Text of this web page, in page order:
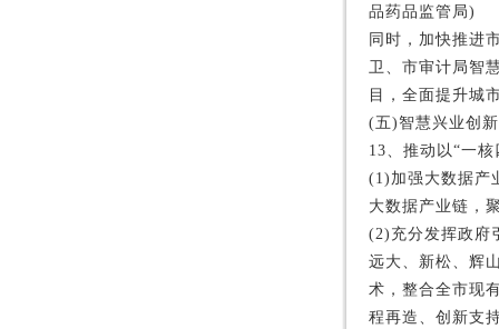
品药品监管局)
同时，加快推进
卫、市审计局智
目，全面提升城
(五)智慧兴业创
13、推动以“一
(1)加强大数据产
大数据产业链，
(2)充分发挥政府
远大、新松、辉
术，整合全市现
程再造、创新支